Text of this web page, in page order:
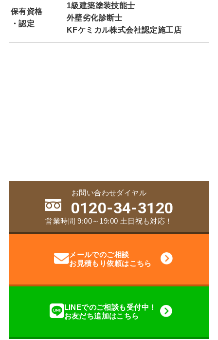
保有資格
・認定
1級建築塗装技能士
外壁劣化診断士
KFケミカル株式会社認定施工店
お問い合わせダイヤル
0120-34-3120
営業時間 9:00～19:00 土日祝も対応！
メールでのご相談
お見積もり依頼はこちら
LINEでのご相談も受付中！
お友だち追加はこちら